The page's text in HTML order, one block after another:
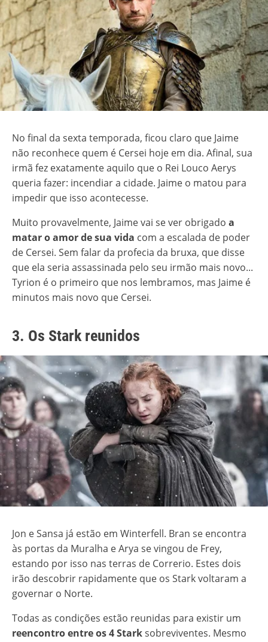
No final da sexta temporada, ficou claro que Jaime
não reconhece quem é Cersei hoje em dia. Afinal, sua
irmã fez exatamente aquilo que o Rei Louco Aerys
queria fazer: incendiar a cidade. Jaime o matou para
impedir que isso acontecesse.
Muito provavelmente, Jaime vai se ver obrigado a
matar o amor de sua vida com a escalada de poder
de Cersei. Sem falar da profecia da bruxa, que disse
que ela seria assassinada pelo seu irmão mais novo...
Tyrion é o primeiro que nos lembramos, mas Jaime é
minutos mais novo que Cersei.
3. Os Stark reunidos
Jon e Sansa já estão em Winterfell. Bran se encontra
às portas da Muralha e Arya se vingou de Frey,
estando por isso nas terras de Correrio. Estes dois
irão descobrir rapidamente que os Stark voltaram a
governar o Norte.
Todas as condições estão reunidas para existir um
reencontro entre os 4 Starksobreviventes. Mesmo